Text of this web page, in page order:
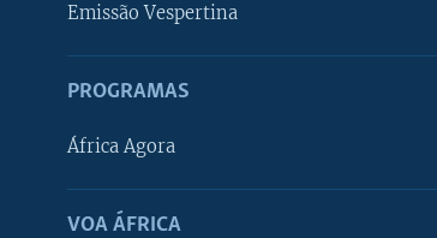
Emissão Vespertina
PROGRAMAS
África Agora
VOA ÁFRICA